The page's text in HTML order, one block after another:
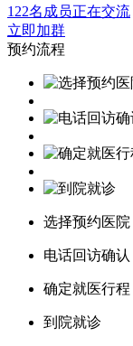
122名成员正在交流
立即加群
预约流程
选择预约医院
电话回访确认
确定就医行程
到院就诊